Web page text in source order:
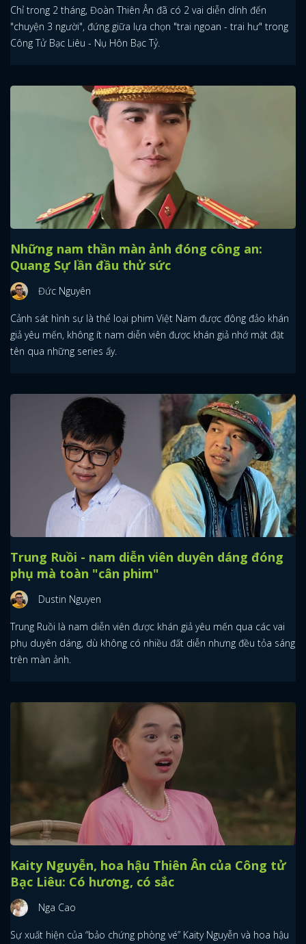
Chỉ trong 2 tháng, Đoàn Thiên Ân đã có 2 vai diễn dính đến
"chuyện 3 người", đứng giữa lựa chọn "trai ngoan - trai hư" trong
Công Tử Bạc Liêu - Nụ Hôn Bạc Tỷ.
Những nam thần màn ảnh đóng công an:
Quang Sự lần đầu thử sức
Đức Nguyên
Cảnh sát hình sự là thể loại phim Việt Nam được đông đảo khán
giả yêu mến, không ít nam diễn viên được khán giả nhớ mặt đặt
tên qua những series ấy.
Trung Ruồi - nam diễn viên duyên dáng đóng
phụ mà toàn "cân phim"
Dustin Nguyen
Trung Ruồi là nam diễn viên được khán giả yêu mến qua các vai
phụ duyên dáng, dù không có nhiều đất diễn nhưng đều tỏa sáng
trên màn ảnh.
Kaity Nguyễn, hoa hậu Thiên Ân của Công tử
Bạc Liêu: Có hương, có sắc
Nga Cao
Sự xuất hiện của “bảo chứng phòng vé” Kaity Nguyễn và hoa hậu